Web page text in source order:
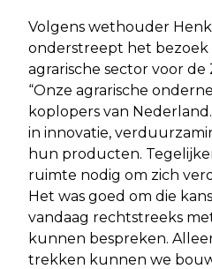
Volgens wethouder
onderstreept het bezoek
agrarische sector voor
“Onze agrarische
koplopers van
in innovatie,
hun producten.
ruimte nodig om zich
Het was goed om die
vandaag rechtstreeks
kunnen bespreken.
trekken kunnen we